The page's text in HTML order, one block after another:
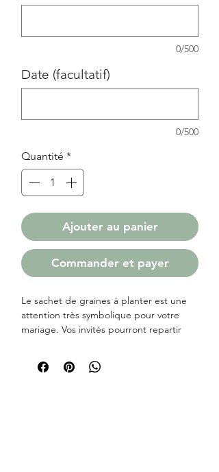
0/500
Date (facultatif)
0/500
Quantité *
Ajouter au panier
Commander et payer
Le sachet de graines à planter est une
attention très symbolique pour votre
mariage. Vos invités pourront repartir
les plantes et les fleurs qui poussent et
grandissent comme votre amour.